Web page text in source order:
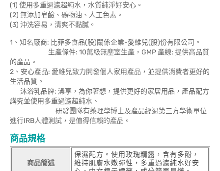
(1) 使用多重過濾超純水，水質純淨好安心。
(2) 無添加皂鹼、礦物油、人工色素。
(3) 沖洗容易，清爽不黏膩。
1、知名廠商: 比菲多食品(股)關係企業-愛維兒(股)份有限公司。
生產條件: 10萬級無塵室生產，GMP 產線; 提供高品質
的產品。
2、安心產品: 愛維兒致力開發個人家用產品，並提供消費者更好的
生活品質。
沐浴乳品牌: 澡享，為你著想，提供更好的家居用品，產品配方
講究並使用多重過濾超純水、
研發團隊有藥理學博士及產品經過第三方學術單位
進行IRB人體測試，是值得信賴的產品。
商品規格
商品簡述
保濕配方。使用玫瑰精露，含有多酚，
維持肌膚水嫩彈性，多重過濾純水好安